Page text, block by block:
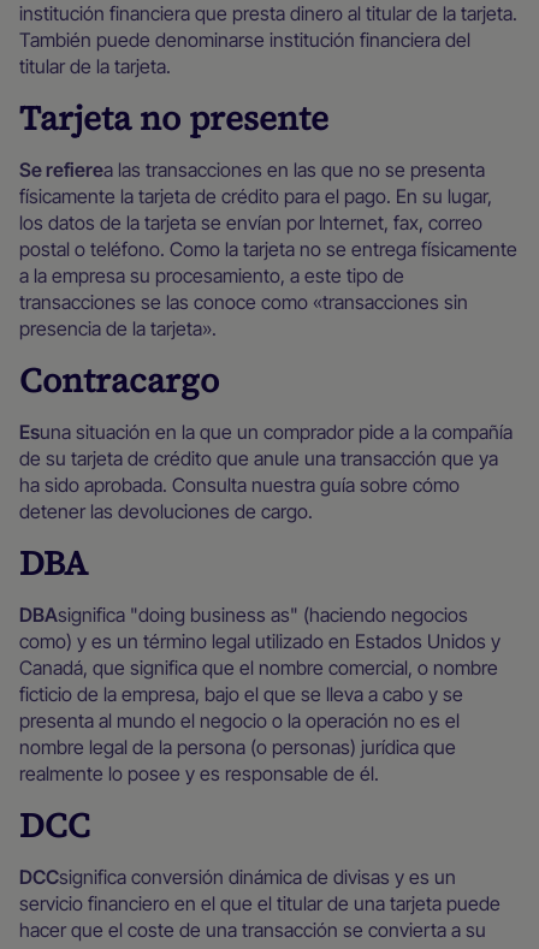
institución financiera que presta dinero al titular de la tarjeta.
También puede denominarse institución financiera del
titular de la tarjeta.
Tarjeta no presente
‍Se refierea las transacciones en las que no se presenta
físicamente la tarjeta de crédito para el pago. En su lugar,
los datos de la tarjeta se envían por Internet, fax, correo
postal o teléfono. Como la tarjeta no se entrega físicamente
a la empresa su procesamiento, a este tipo de
transacciones se las conoce como «transacciones sin
presencia de la tarjeta».
Contracargo
‍Esuna situación en la que un comprador pide a la compañía
de su tarjeta de crédito que anule una transacción que ya
ha sido aprobada. Consulta nuestra guía sobre cómo
detener las devoluciones de cargo.
DBA
‍DBAsignifica "doing business as" (haciendo negocios
como) y es un término legal utilizado en Estados Unidos y
Canadá, que significa que el nombre comercial, o nombre
ficticio de la empresa, bajo el que se lleva a cabo y se
presenta al mundo el negocio o la operación no es el
nombre legal de la persona (o personas) jurídica que
realmente lo posee y es responsable de él.
DCC
‍DCCsignifica conversión dinámica de divisas y es un
servicio financiero en el que el titular de una tarjeta puede
hacer que el coste de una transacción se convierta a su